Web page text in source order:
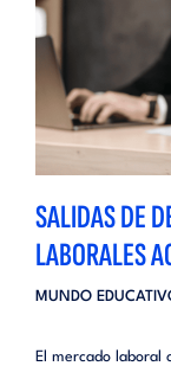
SALIDAS DE
LABORALES
MUNDO
El mercado laboral